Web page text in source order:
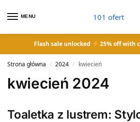
MENU 101 ofert
Flash sale unlocked 25% off with
Strona główna / 2024 / kwiecień
kwiecień 2024
Toaletka z lustrem: